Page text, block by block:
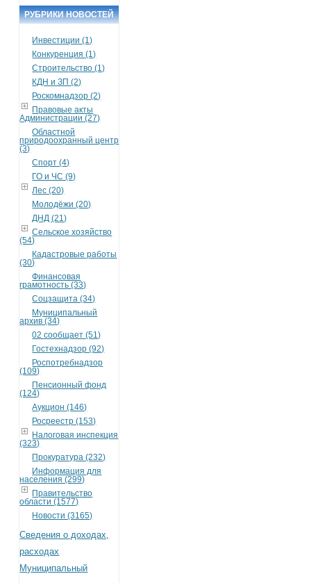
РУБРИКИ НОВОСТЕЙ
Инвестиции (1)
Конкуренция (1)
Строительство (1)
КДН и ЗП (2)
Роскомнадзор (2)
Правовые акты
Администрации (27)
Областной
природоохранный центр
(3)
Спорт (4)
ГО и ЧС (9)
Лес (20)
Молодёжи (20)
ДНД (21)
Сельское хозяйство
(54)
Кадастровые работы
(30)
Финансовая
грамотность (33)
Соцзащита (34)
Муниципальный
архив (34)
02 сообщает (51)
Гостехнадзор (92)
Роспотребнадзор
(109)
Пенсионный фонд
(124)
Аукцион (146)
Росреестр (153)
Налоговая инспекция
(323)
Прокуратура (232)
Информация для
населения (299)
Правительство
области (1577)
Новости (3165)
Сведения о доходах,
расходах
Муниципальный